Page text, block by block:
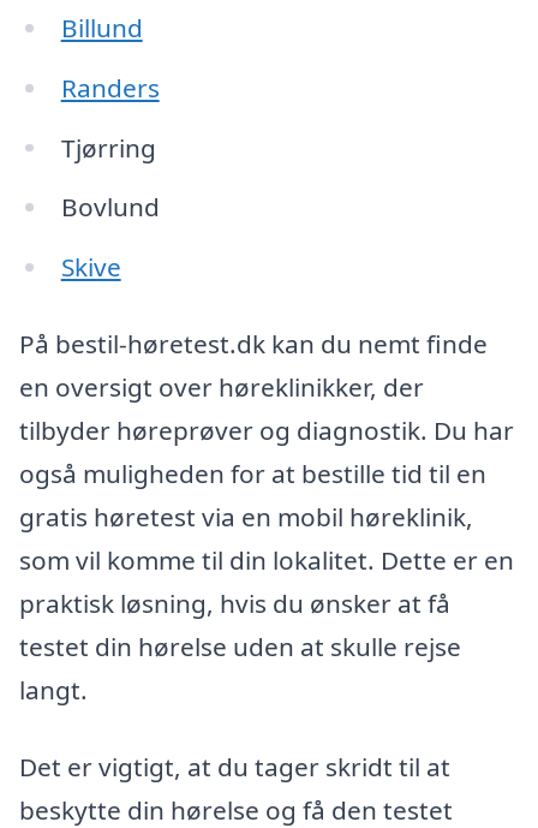
Billund
Randers
Tjørring
Bovlund
Skive
På bestil-høretest.dk kan du nemt finde
en oversigt over høreklinikker, der
tilbyder høreprøver og diagnostik. Du har
også muligheden for at bestille tid til en
gratis høretest via en mobil høreklinik,
som vil komme til din lokalitet. Dette er en
praktisk løsning, hvis du ønsker at få
testet din hørelse uden at skulle rejse
langt.
Det er vigtigt, at du tager skridt til at
beskytte din hørelse og få den testet